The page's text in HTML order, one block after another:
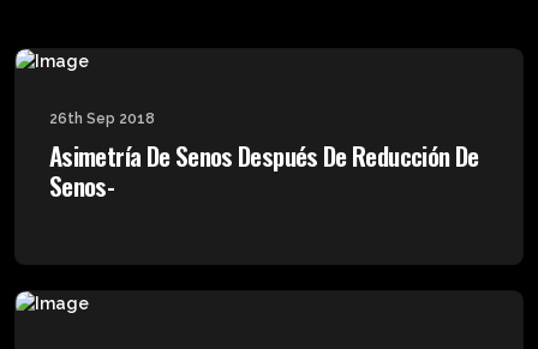
26th Sep 2018
Asimetría De Senos Después De Reducción De
Senos-